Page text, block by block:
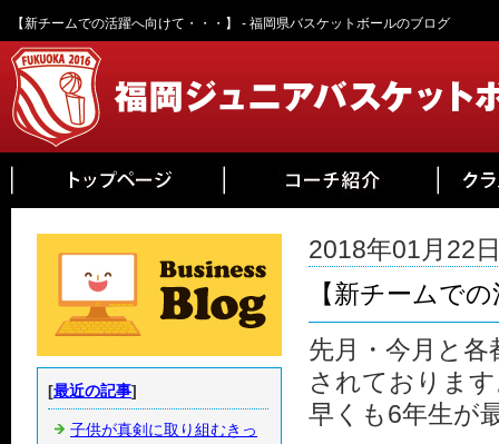
【新チームでの活躍へ向けて・・・】 - 福岡県バスケットボールのブログ
2018年01月22
【新チームで
先月・今月と
されておりま
早くも6年生が
[最近の記事]
子供が真剣に取り組むきっ